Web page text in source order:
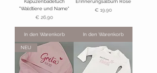
Kapuzenbadetuch
"Waldtiere und Name"
Preis
€ 26,90
In den Warenkorb
Erinnerungsalbum Rose
Preis
€ 19,90
In den Warenkorb
NEU